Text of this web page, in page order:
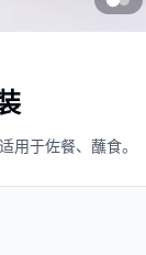
用于佐餐、蘸食。